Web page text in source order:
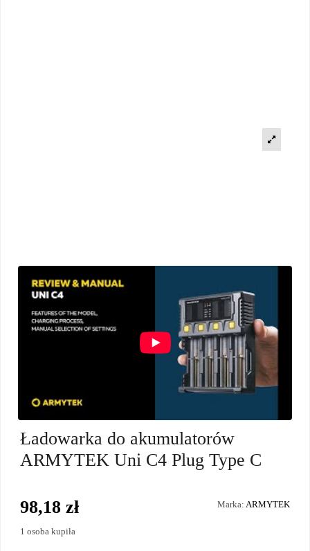
Ładowarka do akumulatorów
ARMYTEK Uni C4 Plug Type C
Marka: ARMYTEK
98,18 zł
1 osoba kupiła